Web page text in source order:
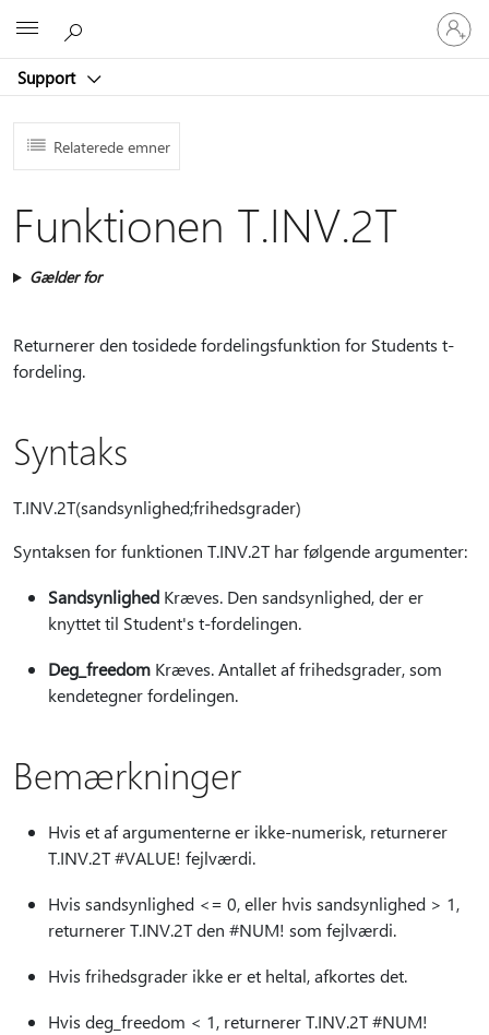
Support
Log
på
din
Relaterede emner
Funktionen T.INV.2T
Gælder for
Returnerer den tosidede fordelingsfunktion for Students t-
fordeling.
Syntaks
T.INV.2T(sandsynlighed;frihedsgrader)
Syntaksen for funktionen T.INV.2T har følgende argumenter:
Sandsynlighed Kræves. Den sandsynlighed, der er
knyttet til Student's t-fordelingen.
Deg_freedom Kræves. Antallet af frihedsgrader, som
kendetegner fordelingen.
Bemærkninger
Hvis et af argumenterne er ikke-numerisk, returnerer
T.INV.2T #VALUE! fejlværdi.
Hvis sandsynlighed <= 0, eller hvis sandsynlighed > 1,
returnerer T.INV.2T den #NUM! som fejlværdi.
Hvis frihedsgrader ikke er et heltal, afkortes det.
Hvis deg_freedom < 1, returnerer T.INV.2T #NUM!